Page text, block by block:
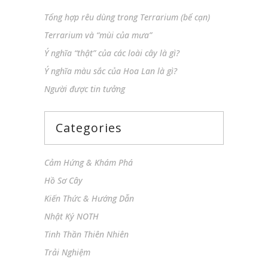
Tổng hợp rêu dùng trong Terrarium (bể cạn)
Terrarium và “mùi của mưa”
Ý nghĩa “thật” của các loài cây là gì?
Ý nghĩa màu sắc của Hoa Lan là gì?
Người được tin tưởng
Categories
Cảm Hứng & Khám Phá
Hồ Sơ Cây
Kiến Thức & Hướng Dẫn
Nhật Ký NOTH
Tinh Thần Thiên Nhiên
Trải Nghiệm